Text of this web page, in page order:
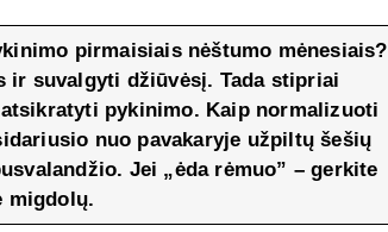
pirmaisiais nėštumo mėnesiais?
ir suvalgyti džiūvėsį. Tada stipriai
pykinimo. Kaip normalizuoti
nuo pavakaryje užpiltų šešių
Jei „ėda rėmuo” – gerkite
migdolų.